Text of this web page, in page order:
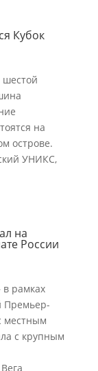
Кубок
шестой
на
острове.
УНИКС,
на
России
в рамках
Премьер-
местным
с крупным